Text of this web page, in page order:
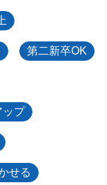
第二新卒OK
ップ
せる